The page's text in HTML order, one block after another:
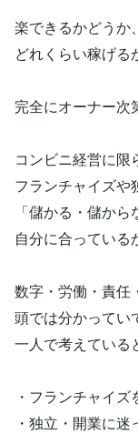
楽できるかどうか、
どれくらい稼げ
完全にオーナー次
コンビニ経営に限
フランチャイズや
「儲かる・儲か
自分に合っている
数字・労働・責任
頭では分かってい
一人で考えている
・フランチャイ
・独立・開業に迷